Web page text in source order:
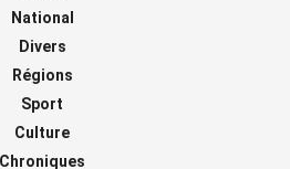
National
Divers
Régions
Sport
Culture
Chroniques